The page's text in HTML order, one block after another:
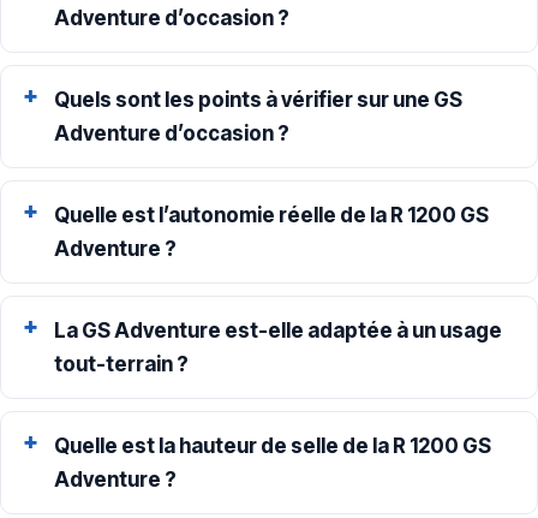
Adventure d’occasion ?
Quels sont les points à vérifier sur une GS
Adventure d’occasion ?
Quelle est l’autonomie réelle de la R 1200 GS
Adventure ?
La GS Adventure est-elle adaptée à un usage
tout-terrain ?
Quelle est la hauteur de selle de la R 1200 GS
Adventure ?